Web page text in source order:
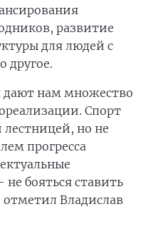
развитие
для людей с
другое.
дают нам множество
Спорт
но не
прогресса
бояться ставить
Владислав